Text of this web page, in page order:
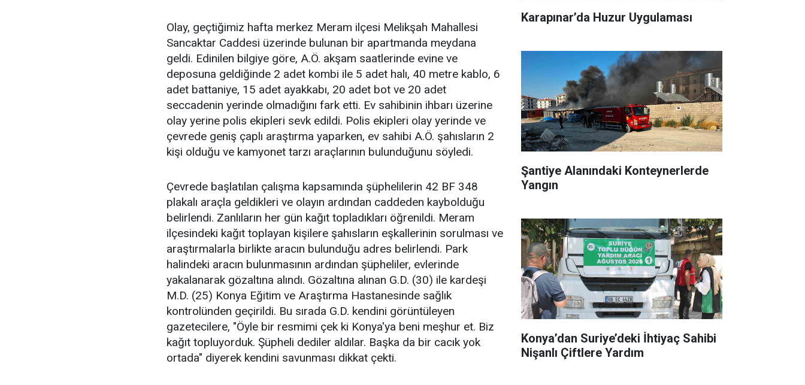
Olay, geçtiğimiz hafta merkez Meram ilçesi Melikşah Mahallesi
Sancaktar Caddesi üzerinde bulunan bir apartmanda meydana
geldi. Edinilen bilgiye göre, A.Ö. akşam saatlerinde evine ve
deposuna geldiğinde 2 adet kombi ile 5 adet halı, 40 metre kablo, 6
adet battaniye, 15 adet ayakkabı, 20 adet bot ve 20 adet
seccadenin yerinde olmadığını fark etti. Ev sahibinin ihbarı üzerine
olay yerine polis ekipleri sevk edildi. Polis ekipleri olay yerinde ve
çevrede geniş çaplı araştırma yaparken, ev sahibi A.Ö. şahısların 2
kişi olduğu ve kamyonet tarzı araçlarının bulunduğunu söyledi.
Çevrede başlatılan çalışma kapsamında şüphelilerin 42 BF 348
plakalı araçla geldikleri ve olayın ardından caddeden kaybolduğu
belirlendi. Zanlıların her gün kağıt topladıkları öğrenildi. Meram
ilçesindeki kağıt toplayan kişilere şahısların eşkallerinin sorulması ve
araştırmalarla birlikte aracın bulunduğu adres belirlendi. Park
halindeki aracın bulunmasının ardından şüpheliler, evlerinde
yakalanarak gözaltına alındı. Gözaltına alınan G.D. (30) ile kardeşi
M.D. (25) Konya Eğitim ve Araştırma Hastanesinde sağlık
kontrolünden geçirildi. Bu sırada G.D. kendini görüntüleyen
gazetecilere, "Öyle bir resmimi çek ki Konya'ya beni meşhur et. Biz
kağıt topluyorduk. Şüpheli dediler aldılar. Başka da bir cacık yok
ortada" diyerek kendini savunması dikkat çekti.
Karapınar’da Huzur Uygulaması
Şantiye Alanındaki Konteynerlerde
Yangın
Konya’dan Suriye’deki İhtiyaç Sahibi
Nişanlı Çiftlere Yardım